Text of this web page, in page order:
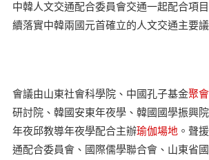
中韓人文交通配合委員會交通一起配合項
續落實中韓兩國元首確立的人文交通主要議
會議由山東社會科學院、中國孔子基金聚
研討院、韓國安東年夜學、韓國國學振興院
年夜邱教導年夜學配合主辦瑜伽場地。聲
通配合委員會、國際儒學聯合會、山東省